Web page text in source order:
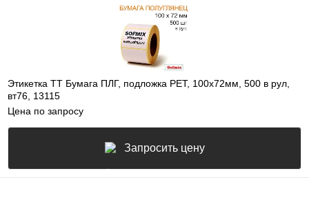
Этикетка ТТ Бумага ПЛГ, подложка РЕТ, 100х72мм, 500 в рул,
вт76, 13115
Цена по запросу
Запросить цену